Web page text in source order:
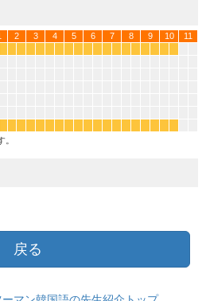
2 3 4 5 6 7 8 9 10
11
戻る